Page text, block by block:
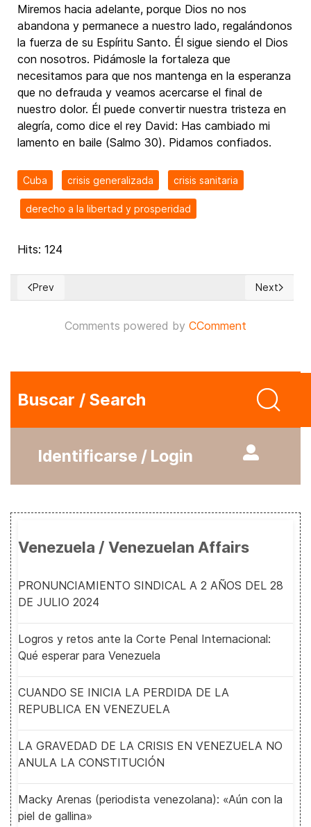
Miremos hacia adelante, porque Dios no nos
abandona y permanece a nuestro lado, regalándonos
la fuerza de su Espíritu Santo. Él sigue siendo el Dios
con nosotros. Pidámosle la fortaleza que
necesitamos para que nos mantenga en la esperanza
que no defrauda y veamos acercarse el final de
nuestro dolor. Él puede convertir nuestra tristeza en
alegría, como dice el rey David: Has cambiado mi
lamento en baile (Salmo 30). Pidamos confiados.
Cuba crisis generalizada crisis sanitaria
derecho a la libertad y prosperidad
Hits: 124
Previous article: Es Cuba o la nada, no el partido único o la
Prev Next
Next
Comments powered by CComment
Buscar / Search
Identificarse / Login
Venezuela / Venezuelan Affairs
PRONUNCIAMIENTO SINDICAL A 2 AÑOS DEL 28
DE JULIO 2024
Logros y retos ante la Corte Penal Internacional:
Qué esperar para Venezuela
CUANDO SE INICIA LA PERDIDA DE LA
REPUBLICA EN VENEZUELA
LA GRAVEDAD DE LA CRISIS EN VENEZUELA NO
ANULA LA CONSTITUCIÓN
Macky Arenas (periodista venezolana): «Aún con la
piel de gallina»